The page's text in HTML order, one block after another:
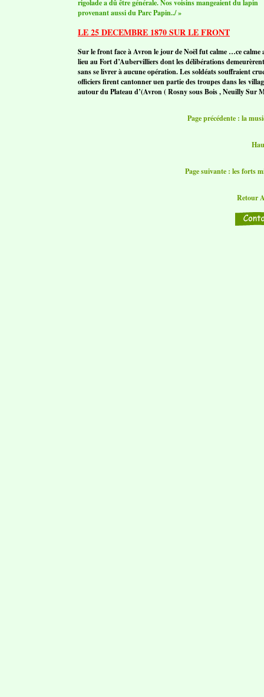
rigolade a dû être générale. Nos voisins mangeaient du lapin
provenant aussi du Parc Papin../ »
LE 25 DECEMBRE 1870 SUR LE FRONT
Sur le front face à Avron le jour de Noël fut calme …ce
lieu au Fort d’Aubervilliers dont les délibérations
sans se livrer à aucune opération. Les soldéats souffraient
officiers firent cantonner uen partie des troupes dans les
autour du Plateau d’(Avron ( Rosny sous Bois , Neuilly Sur
Page précédente : la
Page suivante : les forts
Retour